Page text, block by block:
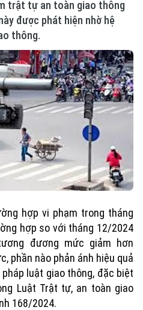
trật tự an toàn giao thông
được phát hiện nhờ hệ
thông.
hợp vi phạm trong tháng
hợp so với tháng 12/2024
đương mức giảm hơn
phần nào phản ánh hiệu quả
luật giao thông, đặc biệt
Luật Trật tự, an toàn giao
168/2024.